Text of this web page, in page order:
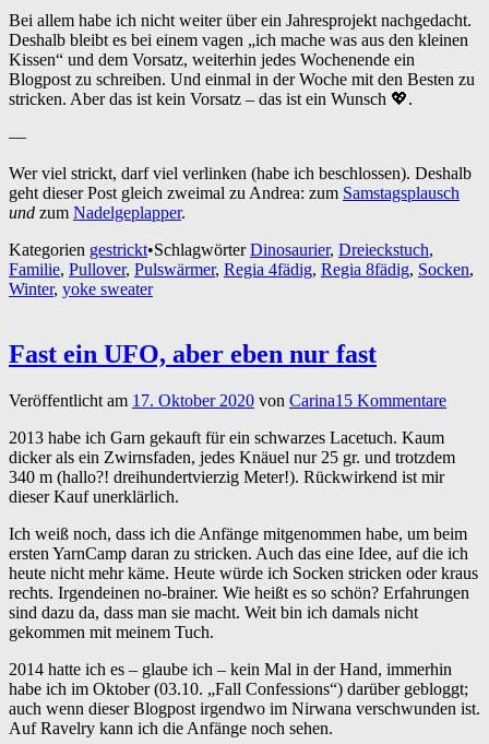
Bei allem habe ich nicht weiter über ein Jahresprojekt nachgedacht.
Deshalb bleibt es bei einem vagen „ich mache was aus den kleinen
Kissen“ und dem Vorsatz, weiterhin jedes Wochenende ein
Blogpost zu schreiben. Und einmal in der Woche mit den Besten zu
stricken. Aber das ist kein Vorsatz – das ist ein Wunsch 💖.
—
Wer viel strickt, darf viel verlinken (habe ich beschlossen). Deshalb
geht dieser Post gleich zweimal zu Andrea: zum Samstagsplausch
und zum Nadelgeplapper.
Kategorien gestrickt•SchlagwörterDinosaurier, Dreieckstuch,
Familie, Pullover, Pulswärmer, Regia 4fädig, Regia 8fädig, Socken,
Winter, yoke sweater
Fast ein UFO, aber eben nur fast
Veröffentlicht am 17. Oktober 2020 von Carina15 Kommentare
2013 habe ich Garn gekauft für ein schwarzes Lacetuch. Kaum
dicker als ein Zwirnsfaden, jedes Knäuel nur 25 gr. und trotzdem
340 m (hallo?! dreihundertvierzig Meter!). Rückwirkend ist mir
dieser Kauf unerklärlich.
Ich weiß noch, dass ich die Anfänge mitgenommen habe, um beim
ersten YarnCamp daran zu stricken. Auch das eine Idee, auf die ich
heute nicht mehr käme. Heute würde ich Socken stricken oder kraus
rechts. Irgendeinen no-brainer. Wie heißt es so schön? Erfahrungen
sind dazu da, dass man sie macht. Weit bin ich damals nicht
gekommen mit meinem Tuch.
2014 hatte ich es – glaube ich – kein Mal in der Hand, immerhin
habe ich im Oktober (03.10. „Fall Confessions“) darüber gebloggt;
auch wenn dieser Blogpost irgendwo im Nirwana verschwunden ist.
Auf Ravelry kann ich die Anfänge noch sehen.